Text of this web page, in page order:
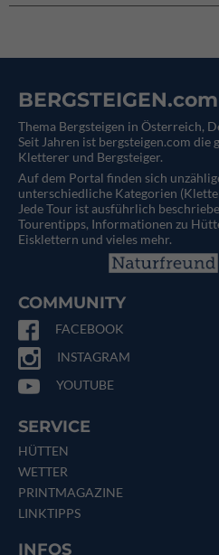
BERGSTEIGEN.com
Thema Bergsteigen in Österreich,
Seit Jahren ist bergsteigen.com
Kletterer und Bergsteiger.
Auf dem Portal finden sich
unterschiedliche Kategorien
Jede Tour ist ausführlich
Tourentipps, Informationen zu
Eisklettern und vieles mehr.
COMMUNITY
FACEBOOK
INSTAGRAM
YOUTUBE
SERVICE
HÜTTEN
WETTER
PRINTMAGAZINE
LINKTIPPS
INFOS